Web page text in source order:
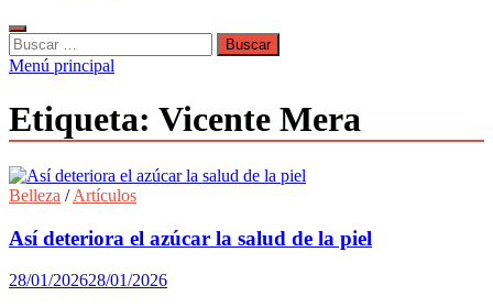
Buscar:
Menú principal
Etiqueta: Vicente Mera
Belleza /Artículos
Así deteriora el azúcar la salud de la piel
28/01/202628/01/2026